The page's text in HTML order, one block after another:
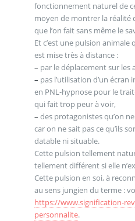
fonctionnement naturel de
moyen de montrer la réalité
que l’on fait sans même le
Et c’est une pulsion animale
est mise très à distance :
– par le déplacement sur les
– pas l’utilisation d’un écran
en PNL-hypnose pour le
qui fait trop peur à voir,
– des protagonistes qu’on
car on ne sait pas ce qu’ils
datable ni situable.
Cette pulsion tellement
tellement différent si elle
Cette pulsion en soi, à
au sens jungien du terme :
https://www.signification-
personnalite.